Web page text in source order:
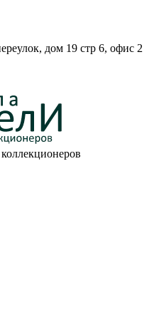
дом 19 стр 6, офис 2